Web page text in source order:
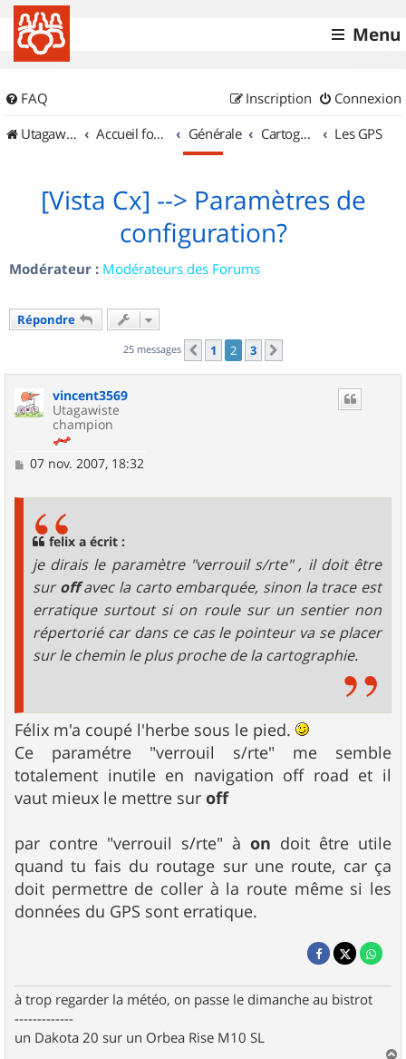
Menu
FAQ Connexion
Inscription
UtagawaVTT (Randos VTT et VTTAE avec traces GPS)
Accueil forum Générale Cartographie et GPS Les GPS
[Vista Cx] --> Paramètres de
configuration?
Modérateur : Modérateurs des Forums
Répondre
25 messages Précédent
1 2 3
vincent3569
Utagawiste
champion
M
07 nov. 2007, 18:32
felix a écrit :
je dirais le paramètre "verrouil s/rte" , il doit être
suroffavec la carto embarquée, sinon la trace est
erratique surtout si on roule sur un sentier non
répertorié car dans ce cas le pointeur va se placer
sur le chemin le plus proche de la cartographie.
Félix m'a coupé l'herbe sous le pied.
Ce paramétre "verrouil s/rte" me semble
totalement inutile en navigation off road et il
vaut mieux le mettre sur off
par contre "verrouil s/rte" à on doit être utile
quand tu fais du routage sur une route, car ça
doit permettre de coller à la route même si les
données du GPS sont erratique.
à trop regarder la météo, on passe le dimanche au bistrot
-------------
un Dakota 20 sur un Orbea Rise M10 SL